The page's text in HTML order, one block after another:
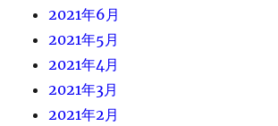
2021年6月
2021年5月
2021年4月
2021年3月
2021年2月